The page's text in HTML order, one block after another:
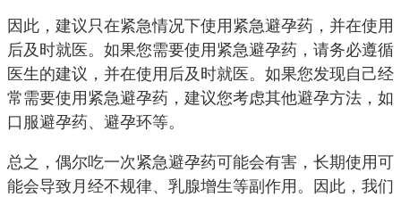
因此，建议只在紧急情况下使用紧急避孕药，并在使用
后及时就医。如果您需要使用紧急避孕药，请务必遵循
医生的建议，并在使用后及时就医。如果您发现自己经
常需要使用紧急避孕药，建议您考虑其他避孕方法，如
口服避孕药、避孕环等。
总之，偶尔吃一次紧急避孕药可能会有害，长期使用可
能会导致月经不规律、乳腺增生等副作用。因此，我们